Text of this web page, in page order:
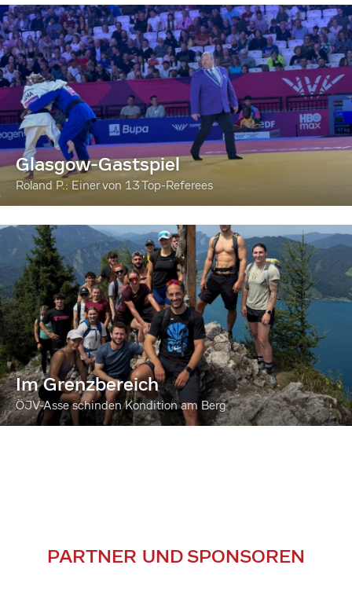
Glasgow-Gastspiel
Roland P.: Einer von 13 Top-Referees
Im Grenzbereich
ÖJV-Asse schinden Kondition am Berg
PARTNER UND SPONSOREN